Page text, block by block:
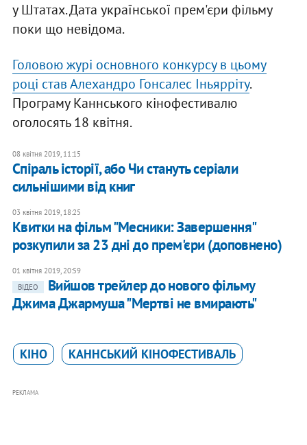
у Штатах. Дата української прем'єри фільму
поки що невідома.
Головою журі основного конкурсу в цьому
році став Алехандро Гонсалес Іньярріту.
Програму Каннського кінофестивалю
оголосять 18 квітня.
08 квітня 2019, 11:15
Спіраль історії, або Чи стануть серіали
сильнішими від книг
03 квітня 2019, 18:25
Квитки на фільм "Месники: Завершення"
розкупили за 23 дні до прем'єри (доповнено)
01 квітня 2019, 20:59
ВІДЕО
Вийшов трейлер до нового фільму
Джима Джармуша "Мертві не вмирають"
КІНО КАННСЬКИЙ КІНОФЕСТИВАЛЬ
РЕКЛАМА